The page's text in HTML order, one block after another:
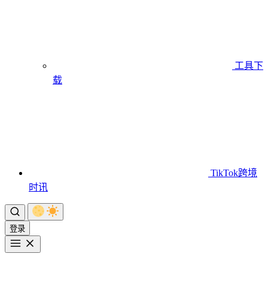
工具下
载
TikTok跨境
时讯
登录